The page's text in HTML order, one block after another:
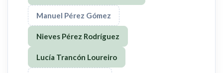
Manuel Pérez Gómez
Nieves Pérez Rodríguez
Lucía Trancón Loureiro